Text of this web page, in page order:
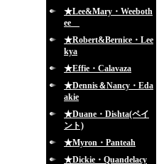
★Lee&Mary・Weeboth
ee
★Robert&Bernice・Lee
kya
★Effie・Calavaza
★Dennis＆Nancy・Eda
akie
★Duane・Dishta(ペイ
ント)
★Myron・Panteah
★Dickie・Quandelacy